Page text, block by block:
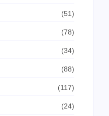
(51)
(78)
(34)
(88)
(117)
(24)